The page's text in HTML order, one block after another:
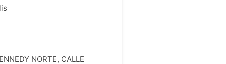
NORTE, CALLE